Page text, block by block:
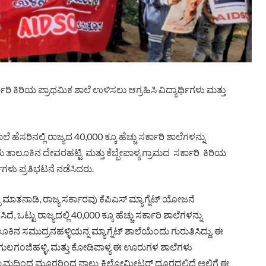
ಕಿರಿಯ ಪ್ರಾಥಮಿಕ ಶಾಲೆ ಉಳಿಸಲು ಆಗ್ರಹಿಸಿ ವಿದ್ಯಾರ್ಥಿಗಳು ಮತ್ತು
ರಾಜ್ಯದ 40,000 ಕ್ಕೂ ಹೆಚ್ಚು ಸರ್ಕಾರಿ ಶಾಲೆಗಳನ್ನು
ತಾಲೂಕಿನ ದೇವರಹಟ್ಟಿ ಮತ್ತು ಕೆಬ್ಬೇಪಾಳ್ಯ ಗ್ರಾಮದ ಸರ್ಕಾರಿ ಕಿರಿಯ
ಪ್ರತಿಭಟನೆ ನಡೆಸಿದರು.
ರಾಜ್ಯ ಸರ್ಕಾರವು ಕೆಪಿಎಸ್ ಮ್ಯಾಗ್ನೆಟ್ ಯೋಜನೆ
ರಾಜ್ಯದಲ್ಲಿ 40,000 ಕ್ಕೂ ಹೆಚ್ಚು ಸರ್ಕಾರಿ ಶಾಲೆಗಳನ್ನು
ಮ್ಯಾಗ್ನೆಟ್ ಶಾಲೆಯೆಂದು ಗುರುತಿಸಿದ್ದು, ಈ
ಗುಲಗಂಜಿಹಳ್ಳಿ, ಮತ್ತು ಕೋಡಿಪಾಳ್ಯ ಈ ಊರುಗಳ ಶಾಲೆಗಳು
ಮೂರರಿಂದ ನಾಲ್ಕು ಕಿಲೋಮೀಟರ್ ದೂರದಲ್ಲಿದೆ ಅಲ್ಲಿಗೆ ಈ